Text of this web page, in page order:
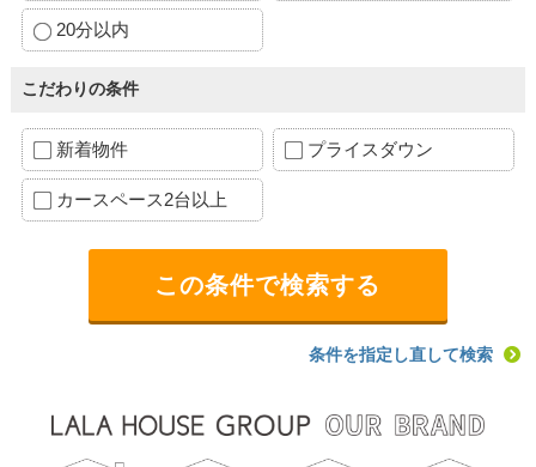
20分以内
こだわりの条件
新着物件 プライスダウン
カースペース2台以上
条件を指定し直して検索